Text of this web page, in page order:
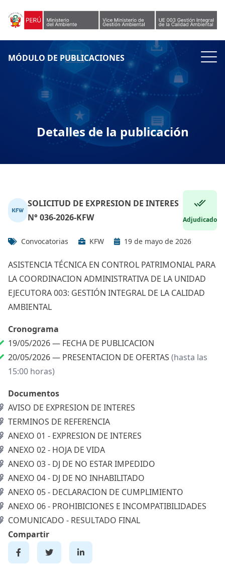
MÓDULO DE PUBLICACIONES
Detalles de la publicación
SOLICITUD DE EXPRESION DE INTERES
N° 036-2026-KFW
Adjudicado
Convocatorias KFW 19 de mayo de 2026
ASISTENCIA TÉCNICA EN CONTROL PATRIMONIAL PARA
LA COORDINACION ADMINISTRATIVA DE LA UNIDAD
EJECUTORA 003: GESTIÓN INTEGRAL DE LA CALIDAD
AMBIENTAL
Cronograma
19/05/2026 — FECHA DE PUBLICACION
20/05/2026 — PRESENTACION DE OFERTAS (hasta las
15:00 horas)
Documentos
AVISO DE EXPRESION DE INTERES
TERMINOS DE REFERENCIA
ANEXO 01 - EXPRESION DE INTERES
ANEXO 02 - HOJA DE VIDA
ANEXO 03 - DJ DE NO ESTAR IMPEDIDO
ANEXO 04 - DJ DE NO INHABILITADO
ANEXO 05 - DECLARACION DE CUMPLIMIENTO
ANEXO 06 - PROHIBICIONES E INCOMPATIBILIDADES
COMUNICADO - RESULTADO FINAL
Compartir